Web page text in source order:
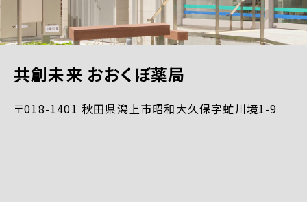
共創未来 おおくぼ薬局
〒018-1401 秋田県潟上市昭和大久保字虻川境1-9